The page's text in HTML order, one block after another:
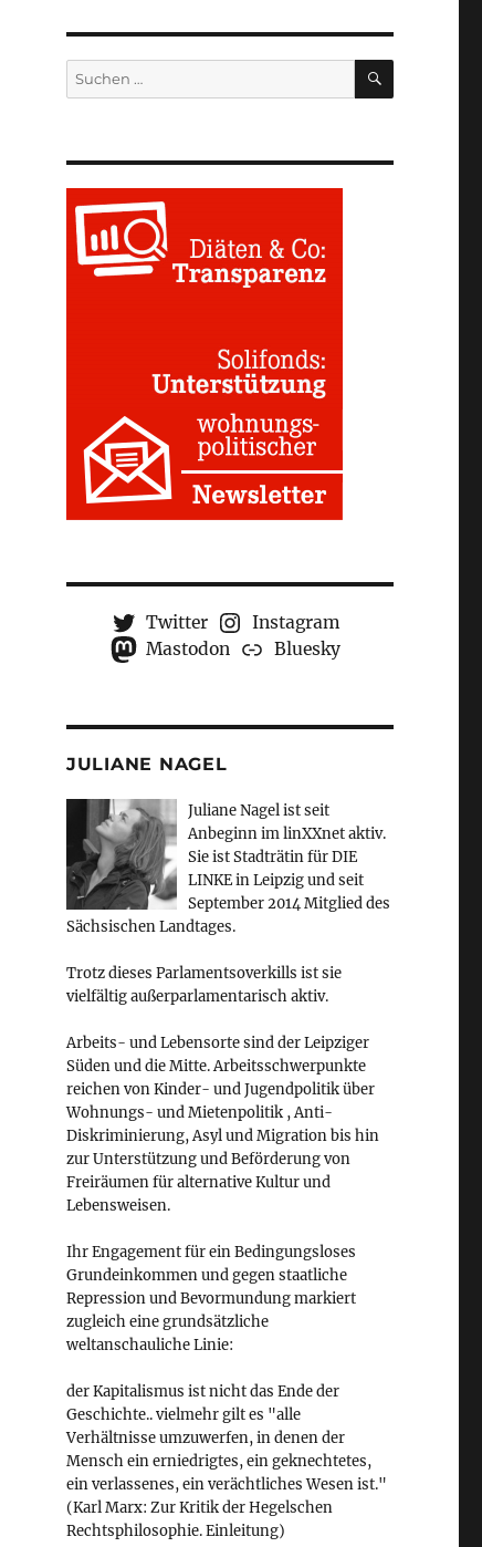
Suchen
nach:
SUCHEN
Twitter
Instagram
Mastodon
Bluesky
JULIANE NAGEL
Juliane Nagel ist seit
Anbeginnim linXXnet aktiv.
Sie ist Stadträtin für DIE
LINKE in Leipzig und seit
September 2014 Mitglied des
Sächsischen Landtages.
Trotz dieses Parlamentsoverkills ist sie
vielfältig außerparlamentarisch aktiv.
Arbeits- und Lebensorte sind der Leipziger
Süden und die Mitte. Arbeitsschwerpunkte
reichen von Kinder- und Jugendpolitik über
Wohnungs- und Mietenpolitik , Anti-
Diskriminierung, Asyl und Migration bis hin
zur Unterstützung und Beförderung von
Freiräumen für alternative Kultur und
Lebensweisen.
Ihr Engagement für ein Bedingungsloses
Grundeinkommen und gegen staatliche
Repression und Bevormundung markiert
zugleich eine grundsätzliche
weltanschauliche Linie:
der Kapitalismus ist nicht das Ende der
Geschichte.. vielmehr gilt es "alle
Verhältnisse umzuwerfen, in denen der
Mensch ein erniedrigtes, ein geknechtetes,
ein verlassenes, ein verächtliches Wesen ist."
(Karl Marx: Zur Kritik der Hegelschen
Rechtsphilosophie. Einleitung)